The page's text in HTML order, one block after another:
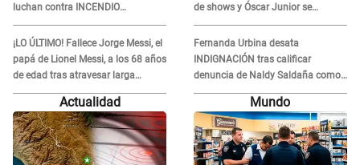
luchan contra INCENDIO
FORESTAL que sigue avanzando
¡LO ÚLTIMO! Fallece Jorge Messi, el
papá de Lionel Messi, a los 68 años
de edad tras atravesar larga
enfermedad
de shows y Óscar Junior se
JUSTIFICA: "Por un error no vamos
a pagar todos"
Fernanda Urbina desata
INDIGNACIÓN tras calificar
denuncia de Naldy Saldaña como
'acto bochornoso': "No es justo
atacar a otra mujer"
Actualidad Mundo